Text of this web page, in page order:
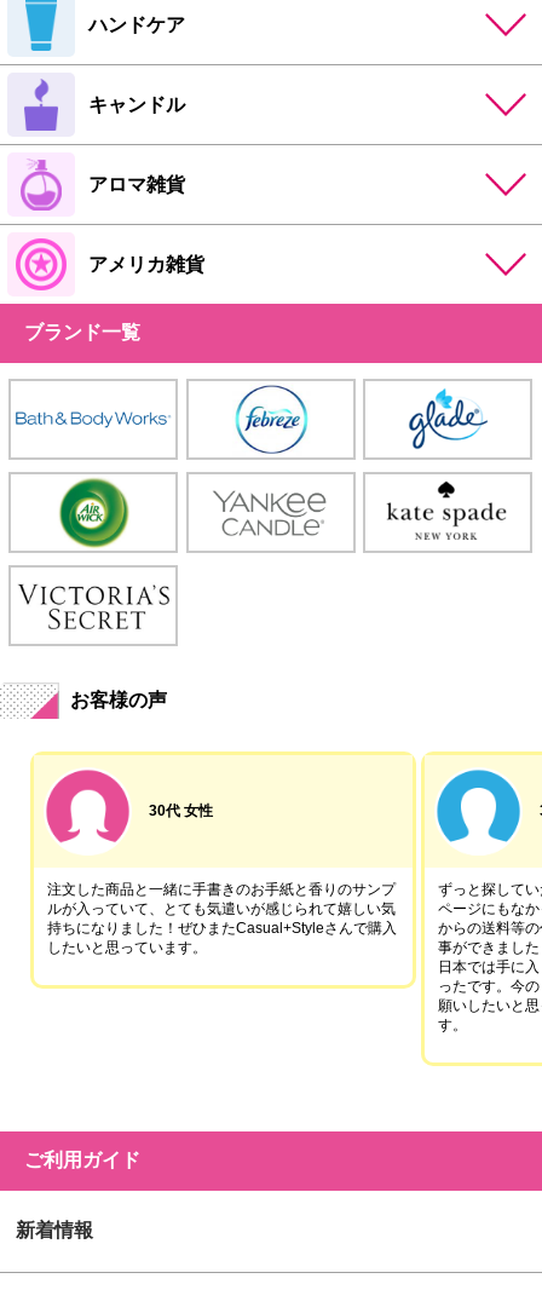
ハンドケア
キャンドル
アロマ雑貨
アメリカ雑貨
ブランド一覧
お客様の声
30代 女性
注文した商品と一緒に手書きのお手紙と香りのサンプ
ルが入っていて、とても気遣いが感じられて嬉しい気
持ちになりました！ぜひまたCasual+Styleさんで購入
したいと思っています。
ずっと探して
ページにもな
からの送料等
事ができました
日本では手に
ったです。今
願いしたいと
す。
ご利用ガイド
新着情報